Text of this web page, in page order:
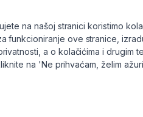
na našoj stranici koristimo
ove stranice,
a o kolačićima i drugim
na 'Ne prihvaćam, želim